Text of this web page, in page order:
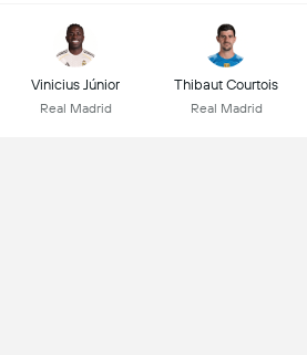
Vinicius Júnior
Real Madrid
Thibaut Courtois
Real Madrid